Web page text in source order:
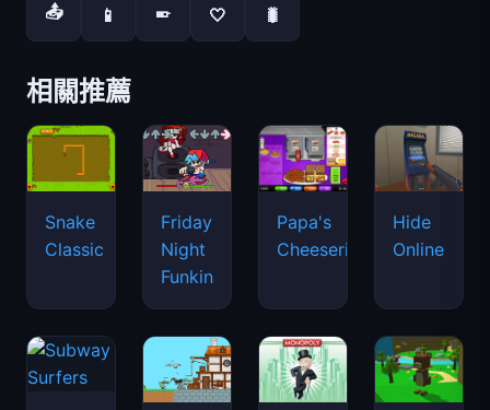
📤 📱 📱 🤍 🐛
相關推薦
Snake
Classic
Friday
Night
Funkin
Papa's
Cheeseria
Hide
Online